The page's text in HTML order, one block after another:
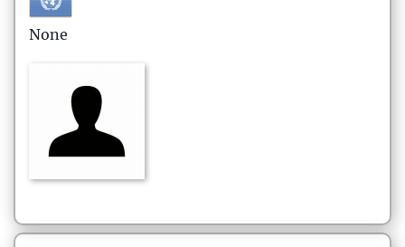
None